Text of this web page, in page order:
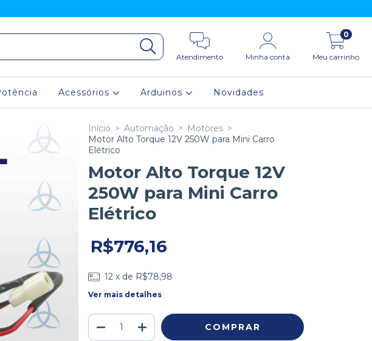
Atendimento Minha conta Meu carrinho
0
Acessórios Arduinos Novidades
Início > Automação > Motores >
Motor Alto Torque 12V 250W para Mini Carro
Elétrico
Motor Alto Torque 12V
250W para Mini Carro
Elétrico
R$776,16
12 x de R$78,98
Ver mais detalhes